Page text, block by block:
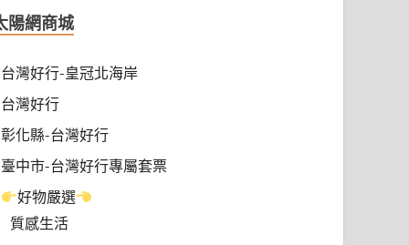
陽網商城
台灣好行-皇冠北海岸
台灣好行
彰化縣-台灣好行
臺中市-台灣好行專屬套票
好物嚴選
質感生活